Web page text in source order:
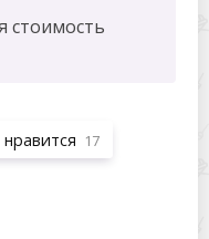
стоимость
17